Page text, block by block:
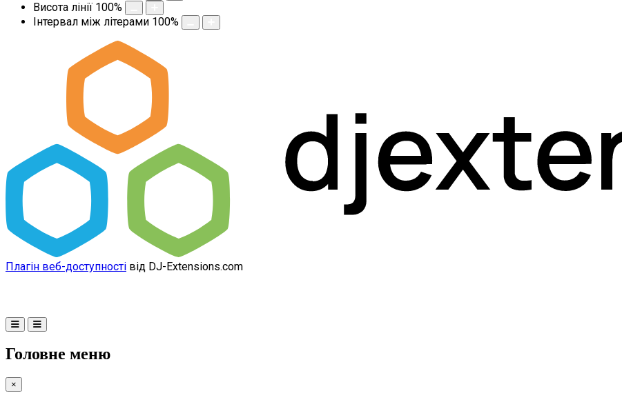
Висота лінії 100%
Інтервал між літерами 100%
Плагін веб-доступності від DJ-Extensions.com
Головне меню
×